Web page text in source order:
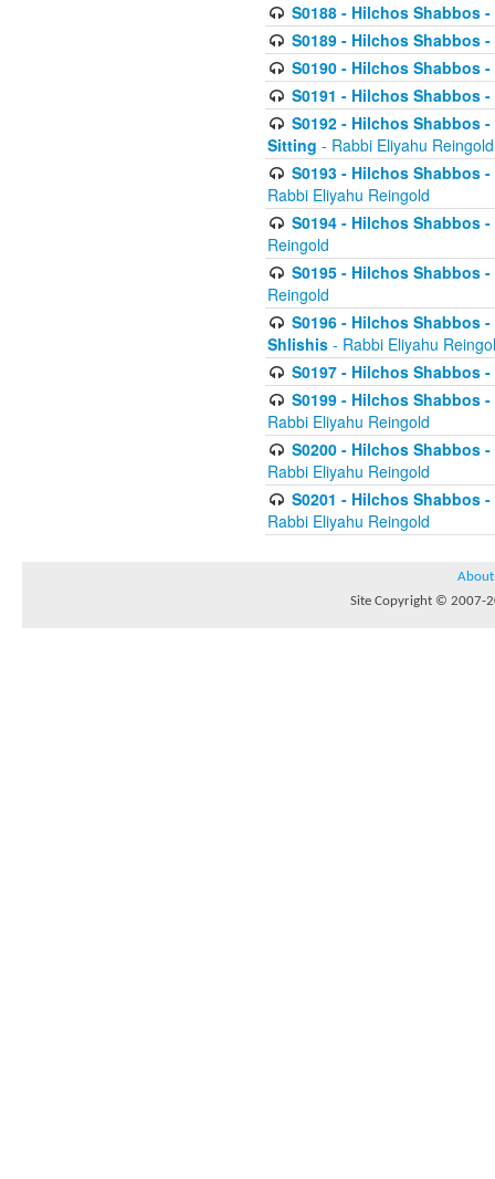
S0188 - Hilchos Shabbos
S0189 - Hilchos Shabbos
S0190 - Hilchos Shabbos
S0191 - Hilchos Shabbos
S0192 - Hilchos Shabbos
Sitting - Rabbi Eliyahu Reingold
S0193 - Hilchos Shabbos
Rabbi Eliyahu Reingold
S0194 - Hilchos Shabbos
Reingold
S0195 - Hilchos Shabbos
Reingold
S0196 - Hilchos Shabbos
Shlishis - Rabbi Eliyahu
S0197 - Hilchos Shabbos
S0199 - Hilchos Shabbos
Rabbi Eliyahu Reingold
S0200 - Hilchos Shabbos
Rabbi Eliyahu Reingold
S0201 - Hilchos Shabbos
Rabbi Eliyahu Reingold
About
Site Copyright © 2007-